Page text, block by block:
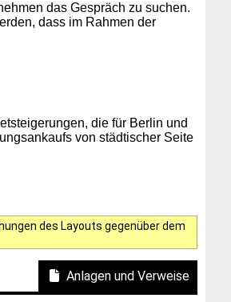
das Gespräch zu suchen.
dass im Rahmen der
die für Berlin und
von städtischer Seite
des Layouts gegenüber dem
Anlagen und Verweise